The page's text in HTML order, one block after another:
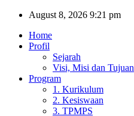
Skip
content
August 8, 2026 9:21 pm
Home
Profil
Sejarah
Visi, Misi dan Tujuan
Program
1. Kurikulum
2. Kesiswaan
3. TPMPS